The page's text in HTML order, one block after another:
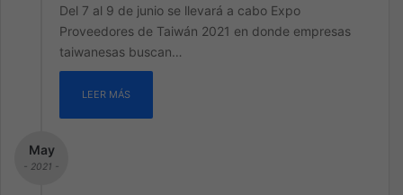
Del 7 al 9 de junio se llevará a cabo Expo
Proveedores de Taiwán 2021 en donde empresas
taiwanesas buscan…
LEER MÁS
May
- 2021 -